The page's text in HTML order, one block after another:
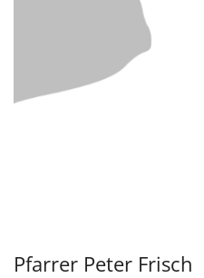
Pfarrer Peter Frisch